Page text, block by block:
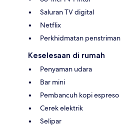
Saluran TV digital
Netflix
Perkhidmatan penstriman
Keselesaan di rumah
Penyaman udara
Bar mini
Pembancuh kopi espreso
Cerek elektrik
Selipar